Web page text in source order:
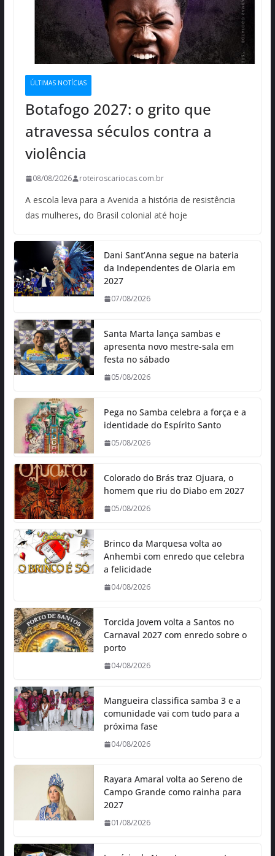
ÚLTIMAS NOTÍCIAS
Botafogo 2027: o grito que
atravessa séculos contra a
violência
08/08/2026 roteiroscariocas.com.br
A escola leva para a Avenida a história de resistência
das mulheres, do Brasil colonial até hoje
Dani Sant’Anna segue na bateria
da Independentes de Olaria em
2027
07/08/2026
Santa Marta lança sambas e
apresenta novo mestre-sala em
festa no sábado
05/08/2026
Pega no Samba celebra a força e a
identidade do Espírito Santo
05/08/2026
Colorado do Brás traz Ojuara, o
homem que riu do Diabo em 2027
05/08/2026
Brinco da Marquesa volta ao
Anhembi com enredo que celebra
a felicidade
04/08/2026
Torcida Jovem volta a Santos no
Carnaval 2027 com enredo sobre o
porto
04/08/2026
Mangueira classifica samba 3 e a
comunidade vai com tudo para a
próxima fase
04/08/2026
Rayara Amaral volta ao Sereno de
Campo Grande como rainha para
2027
01/08/2026